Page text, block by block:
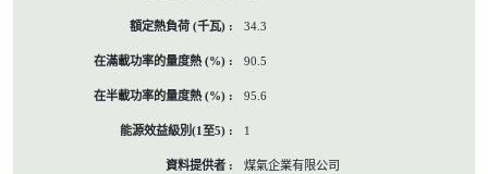
34.3
90.5
95.6
1
煤氣企業有限公司